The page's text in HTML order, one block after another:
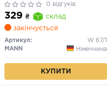
0 відгуків
329 ₴
склад
закінчується
Артикул:
W 67/1
MANN
Німеччина
КУПИТИ